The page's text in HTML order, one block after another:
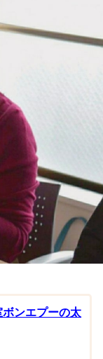
ンエプーの太